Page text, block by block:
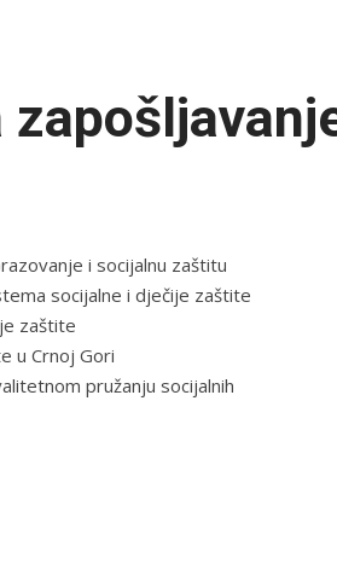
i socijalnu zaštitu
socijalne i dječije zaštite
zaštite
u Crnoj Gori
pružanju socijalnih